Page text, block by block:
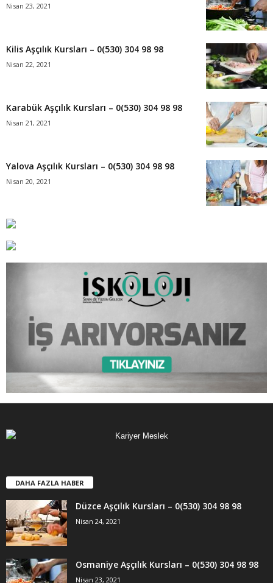
Nisan 23, 2021
Kilis Aşçılık Kursları – 0(530) 304 98 98
Nisan 22, 2021
Karabük Aşçılık Kursları – 0(530) 304 98 98
Nisan 21, 2021
Yalova Aşçılık Kursları – 0(530) 304 98 98
Nisan 20, 2021
DAHA FAZLA HABER
Düzce Aşçılık Kursları – 0(530) 304 98 98
Nisan 24, 2021
Osmaniye Aşçılık Kursları – 0(530) 304 98 98
Nisan 23, 2021